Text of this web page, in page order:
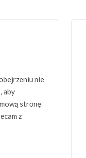
wiedzy
się do
przeze
mogę